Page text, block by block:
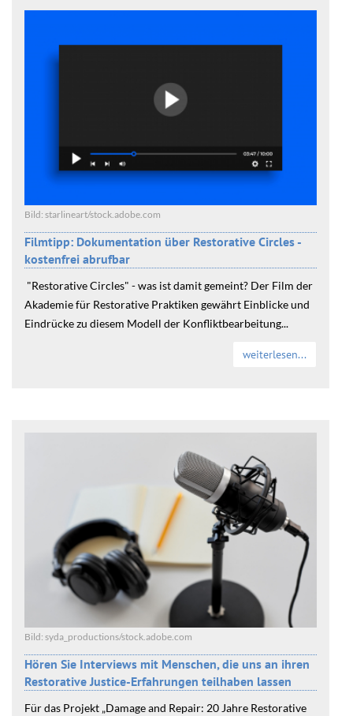
Bild: starlineart/stock.adobe.com
Filmtipp: Dokumentation über Restorative Circles -
kostenfrei abrufbar
"Restorative Circles" - was ist damit gemeint? Der Film der
Akademie für Restorative Praktiken gewährt Einblicke und
Eindrücke zu diesem Modell der Konfliktbearbeitung...
weiterlesen...
Bild: syda_productions/stock.adobe.com
Hören Sie Interviews mit Menschen, die uns an ihren
Restorative Justice-Erfahrungen teilhaben lassen
Für das Projekt „Damage and Repair: 20 Jahre Restorative